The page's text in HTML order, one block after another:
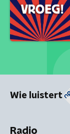
Wie luistert
Radio